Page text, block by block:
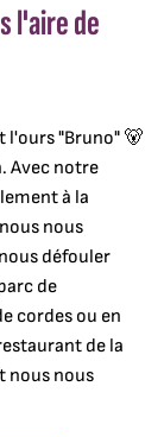
l'aire de
l'ours "Bruno" 🐻
Avec notre
à la
nous
défouler
de
cordes ou en
de la
nous nous